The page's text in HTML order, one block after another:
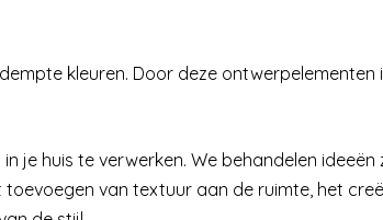
kleuren. Door deze ontwerpelementen
je huis te verwerken. We behandelen ideeën
van textuur aan de ruimte, het